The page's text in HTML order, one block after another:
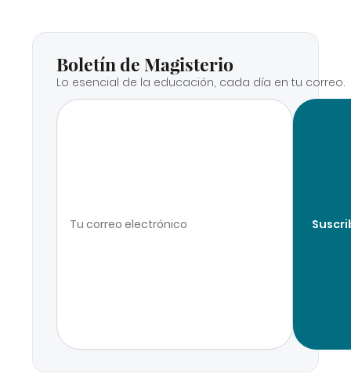
Boletín de Magisterio
Lo esencial de la educación, cada día en tu correo.